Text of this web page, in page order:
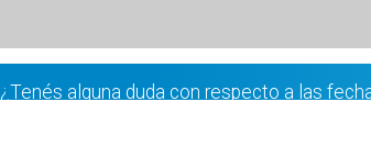
¿Tenés alguna duda con respecto a las